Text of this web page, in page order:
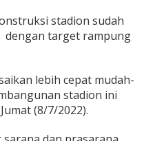
stadion sudah
dengan target rampung
lebih cepat mudah-
stadion ini
(8/7/2022).